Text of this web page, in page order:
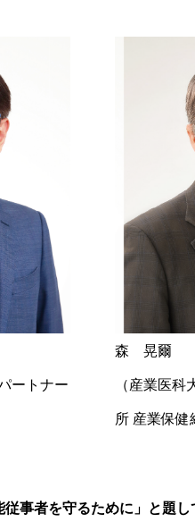
ートナー
森 晃爾
（産業医
所 産業保健
事者を守るために」と題し